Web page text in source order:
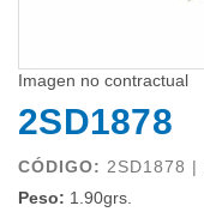
Imagen no contractual
2SD1878
CÓDIGO: 2SD1878 |
Peso: 1.90grs.